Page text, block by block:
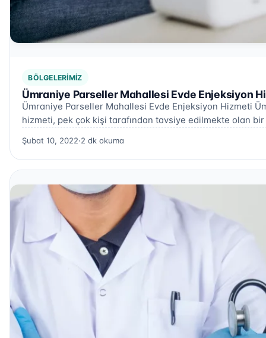
BÖLGELERIMIZ
Ümraniye Parseller Mahallesi Evde Enjeksiyon
Ümraniye Parseller Mahallesi Evde Enjeksiyon Hizmeti
hizmeti, pek çok kişi tarafından tavsiye edilmekte olan
Şubat 10, 2022·2 dk okuma